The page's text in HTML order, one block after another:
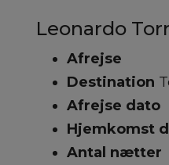
Leonardo
Afrejse
Destination
Afrejse dato
Hjemkomst
Antal nætter